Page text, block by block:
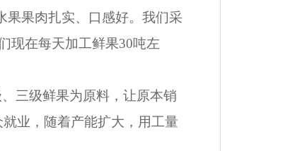
果果肉扎实、口感好。我们采
现在每天加工鲜果30吨左
三级鲜果为原料，让原本销
业，随着产能扩大，用工量